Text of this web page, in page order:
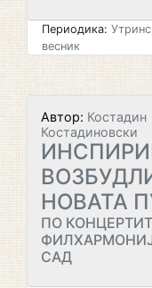
Периодика:
весник
Автор: Костадин
Костадиновски
НОВАТА
ПО
САД